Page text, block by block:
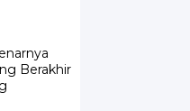
Berakhir